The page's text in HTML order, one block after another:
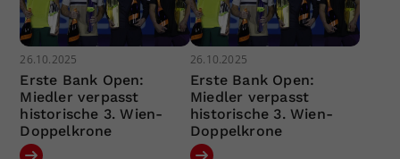
26.10.2025
Erste Bank Open:
Miedler verpasst
historische 3. Wien-
Doppelkrone
26.10.2025
Erste Bank Open:
Miedler verpasst
historische 3. Wien-
Doppelkrone